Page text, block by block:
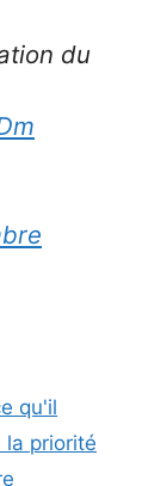
du
qu'il
la priorité